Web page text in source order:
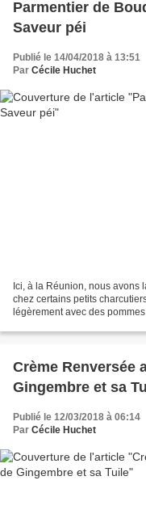
Parmentier de
Saveur péi
Publié le 14/04/2018 à 13:51
Par Cécile Huchet
Ici, à la Réunion, nous avons
chez certains petits
légèrement avec des
Crème Renversée
Gingembre et sa
Publié le 12/03/2018 à 06:14
Par Cécile Huchet